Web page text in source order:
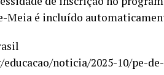
Meia é incluído
noticia/2025-10/pe-